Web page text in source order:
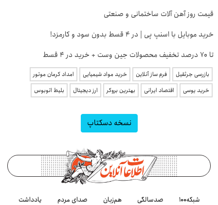
قیمت روز آهن آلات ساختمانی و صنعتی
خرید موبایل با اسنپ پی | در ۴ قسط بدون سود و کارمزد!
تا 70 درصد تخفیف محصولات جین وست + خرید در 4 قسط
بازرسی جرثقیل فرم ساز آنلاین خرید مواد شیمیایی
امداد کرمان موتور
خرید یوسی
اقتصاد ایرانی بهترین بروکر ارز دیجیتال بلیط اتوبوس
نسخه دسکتاپ
شبکه۱۰۰ صدسالگی هم‌زبان صدای مردم یادداشت